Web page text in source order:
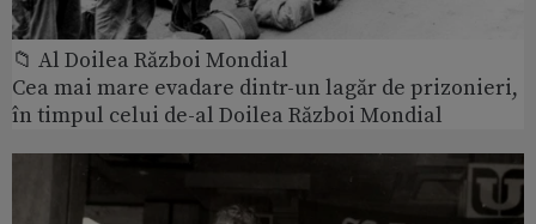
📁 Al Doilea Război Mondial
Cea mai mare evadare dintr-un lagăr de prizonieri,
în timpul celui de-al Doilea Război Mondial